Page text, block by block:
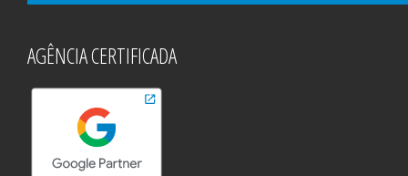
AGÊNCIA CERTIFICADA